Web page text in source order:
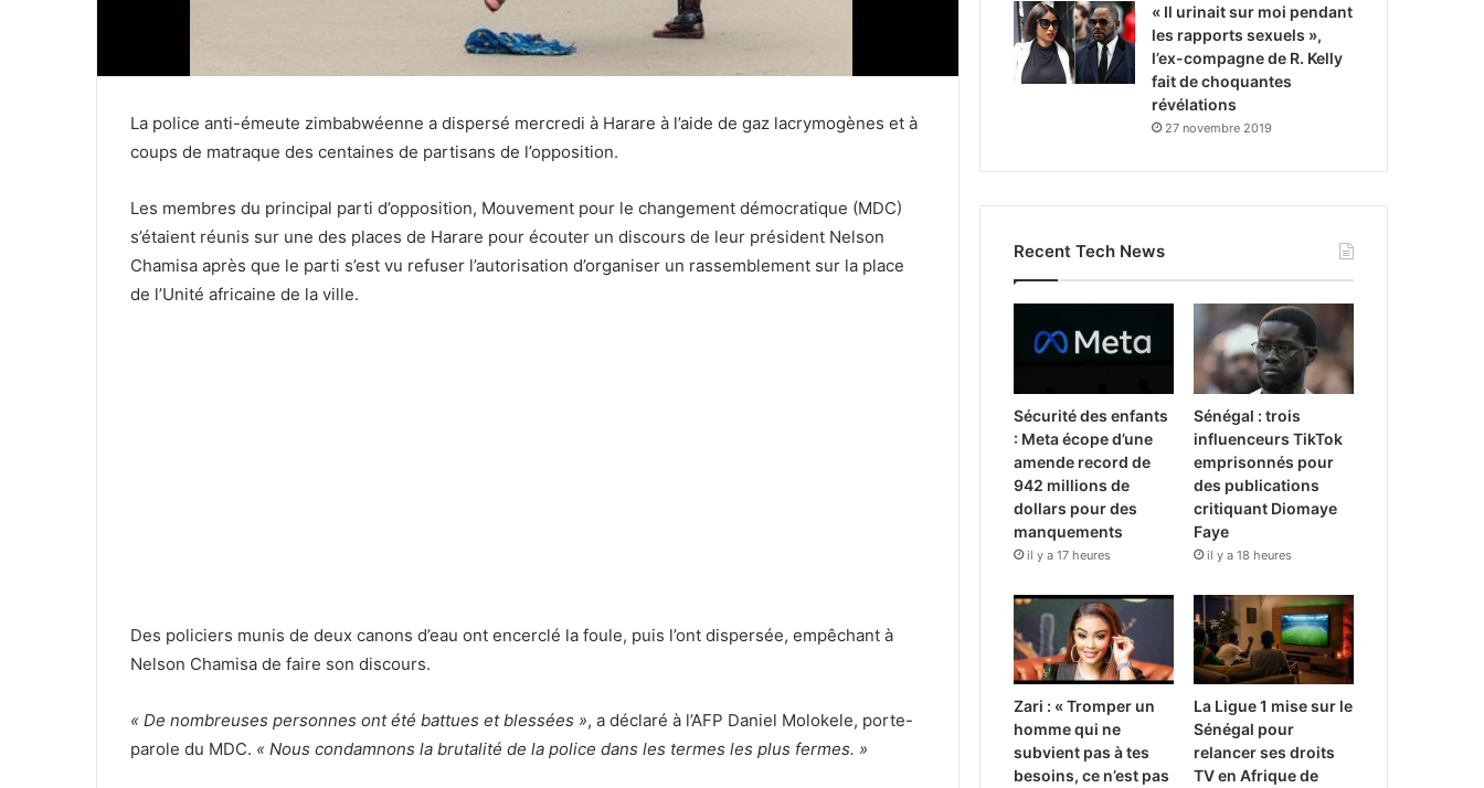
La police anti-émeute zimbabwéenne a dispersé mercredi à Harare à l’aide de gaz lacrymogènes et à
coups de matraque des centaines de partisans de l’opposition.
Les membres du principal parti d’opposition, Mouvement pour le changement démocratique (MDC)
s’étaient réunis sur une des places de Harare pour écouter un discours de leur président Nelson
Chamisa après que le parti s’est vu refuser l’autorisation d’organiser un rassemblement sur la place
de l’Unité africaine de la ville.
Des policiers munis de deux canons d’eau ont encerclé la foule, puis l’ont dispersée, empêchant à
Nelson Chamisa de faire son discours.
« De nombreuses personnes ont été battues et blessées », a déclaré à l’AFP Daniel Molokele, porte-
parole du MDC. « Nous condamnons la brutalité de la police dans les termes les plus fermes. »
« Il urinait sur moi pendant
les rapports sexuels »,
l’ex-compagne de R. Kelly
fait de choquantes
révélations
27 novembre 2019
Recent Tech News
Sécurité des enfants
: Meta écope d’une
amende record de
942 millions de
dollars pour des
manquements
il y a 17 heures
Sénégal : trois
influenceurs TikTok
emprisonnés pour
des publications
critiquant Diomaye
Faye
il y a 18 heures
Zari : « Tromper un
homme qui ne
subvient pas à tes
besoins, ce n’est pas
La Ligue 1 mise sur le
Sénégal pour
relancer ses droits
TV en Afrique de